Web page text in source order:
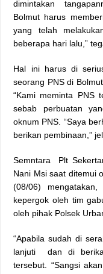
dimintakan
Bolmut harus
yang telah
beberapa hari lalu,”
Hal ini harus di
seorang PNS di
“Kami meminta PNS
sebab perbuatan
oknum PNS. “Saya
berikan pembinaan,”
Semntara Plt
Nani Msi saat ditemui
(08/06)
kepergok oleh tim
oleh pihak Polsek
“Apabila sudah di
lanjuti dan di
tersebut. “Sangsi